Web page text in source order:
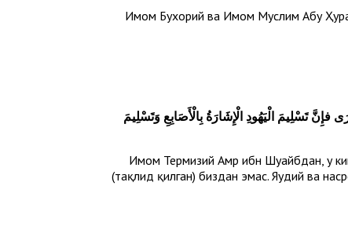
Имом Бухорий ва Имом Муслим Абу
تَسْلِيمَ الْيَهُودِ الْإِشَارَةُ بِالْأَصَابِعِ وَتَسْلِيمَ
Имом Термизий Амр ибн Шуайбдан, у
(тақлид қилган) биздан эмас. Яҳудий ва